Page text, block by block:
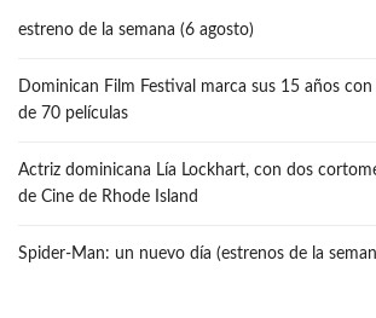
estreno de la semana (6 agosto)
Dominican Film Festival marca sus 15 años
de 70 películas
Actriz dominicana Lía Lockhart, con dos
de Cine de Rhode Island
Spider-Man: un nuevo día (estrenos de la